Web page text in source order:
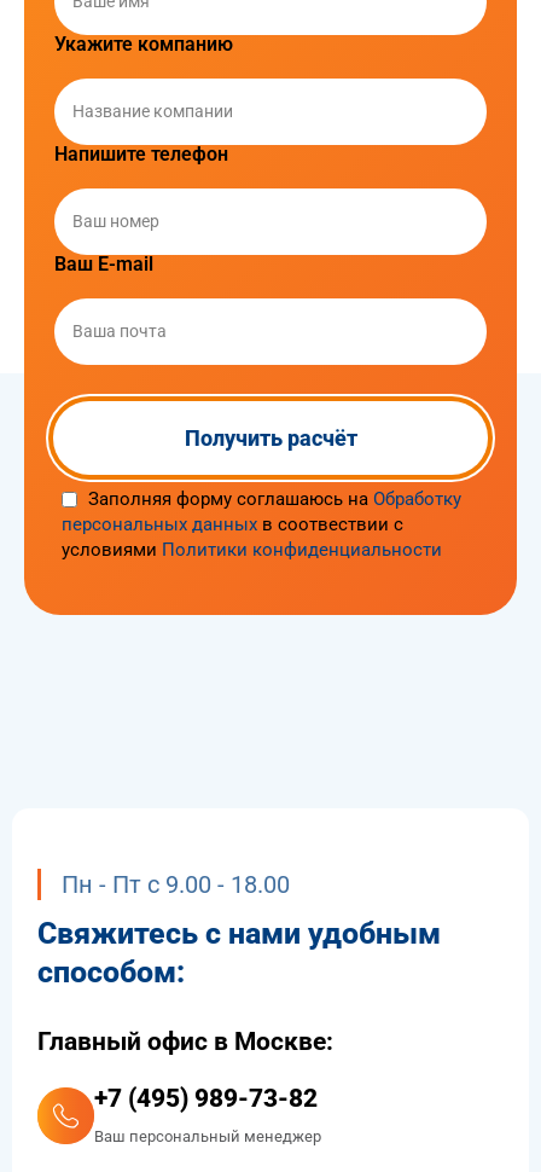
Укажите компанию
Напишите телефон
Ваш E-mail
Заполняя форму соглашаюсь на Обработку
персональных данных в соотвествии с
условиями Политики конфиденциальности
Пн - Пт с 9.00 - 18.00
Свяжитесь с нами удобным
способом:
Главный офис в Москве:
+7 (495) 989-73-82
Ваш персональный менеджер